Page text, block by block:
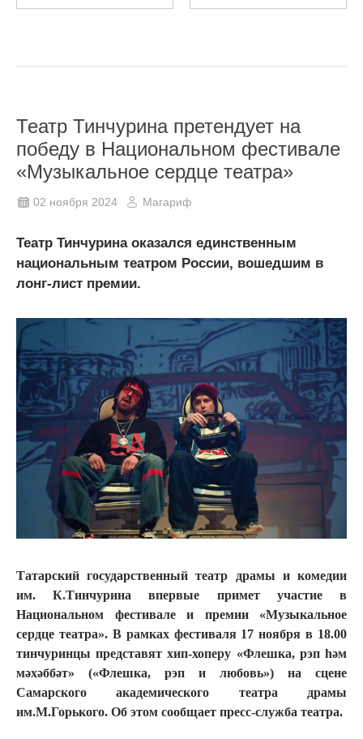
Театр Тинчурина претендует на
победу в Национальном фестивале
«Музыкальное сердце театра»
02 ноября 2024 Магариф
Театр Тинчурина оказался единственным
национальным театром России, вошедшим в
лонг-лист премии.
Татарский государственный театр драмы и комедии
им. К.Тинчурина впервые примет участие в
Национальном фестивале и премии «Музыкальное
сердце театра». В рамках фестиваля 17 ноября в 18.00
тинчуринцы представят хип-хоперу «Флешка, рэп һәм
мәхәббәт» («Флешка, рэп и любовь») на сцене
Самарского академического театра драмы
им.М.Горького. Об этом сообщает пресс-служба театра.